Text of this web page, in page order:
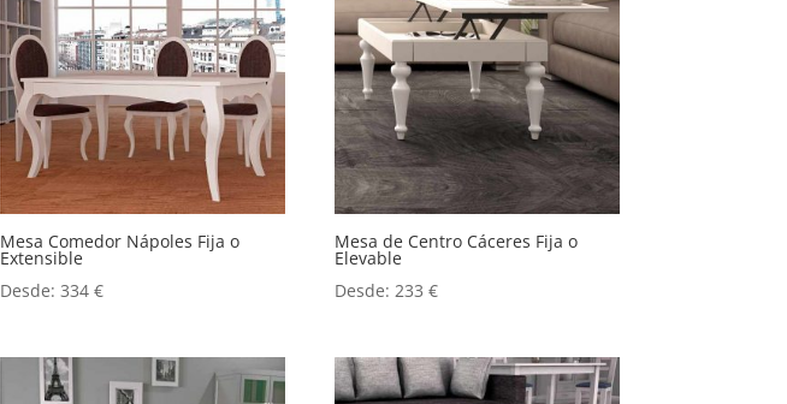
Mesa Comedor Nápoles Fija o
Extensible
Desde:334€
Mesa de Centro Cáceres Fija o
Elevable
Desde:233€